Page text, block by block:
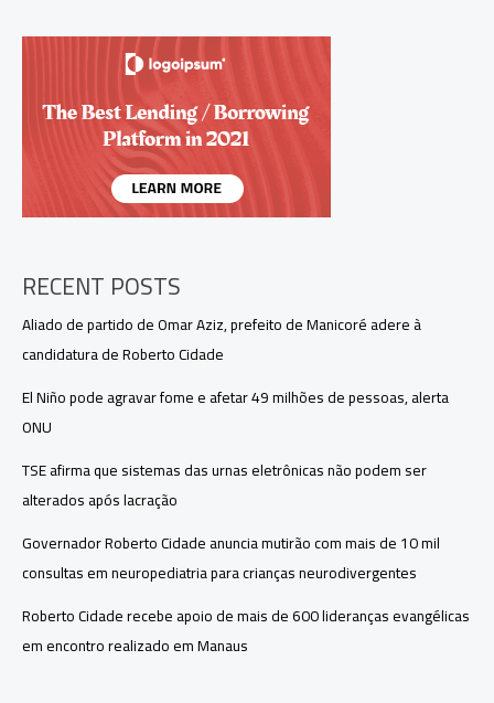
tarifas
sobre
produtos
RECENT POSTS
Aliado de partido de Omar Aziz, prefeito de Manicoré adere à
candidatura de Roberto Cidade
El Niño pode agravar fome e afetar 49 milhões de pessoas, alerta
ONU
TSE afirma que sistemas das urnas eletrônicas não podem ser
alterados após lacração
Governador Roberto Cidade anuncia mutirão com mais de 10 mil
consultas em neuropediatria para crianças neurodivergentes
Roberto Cidade recebe apoio de mais de 600 lideranças evangélicas
em encontro realizado em Manaus